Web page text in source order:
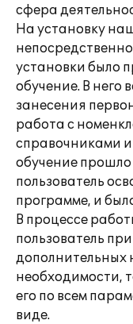
сфера
На установку
установки было
обучение. В него
занесения
работа с
справочниками
обучение прошло
пользователь
программе, и
В процессе
пользователь
дополнительных
необходимости,
его по всем
виде.